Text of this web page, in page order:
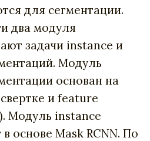
для сегментации.
два модуля
задачи instance и
Модуль
основан на
и feature
Модуль instance
основе Mask RCNN. По